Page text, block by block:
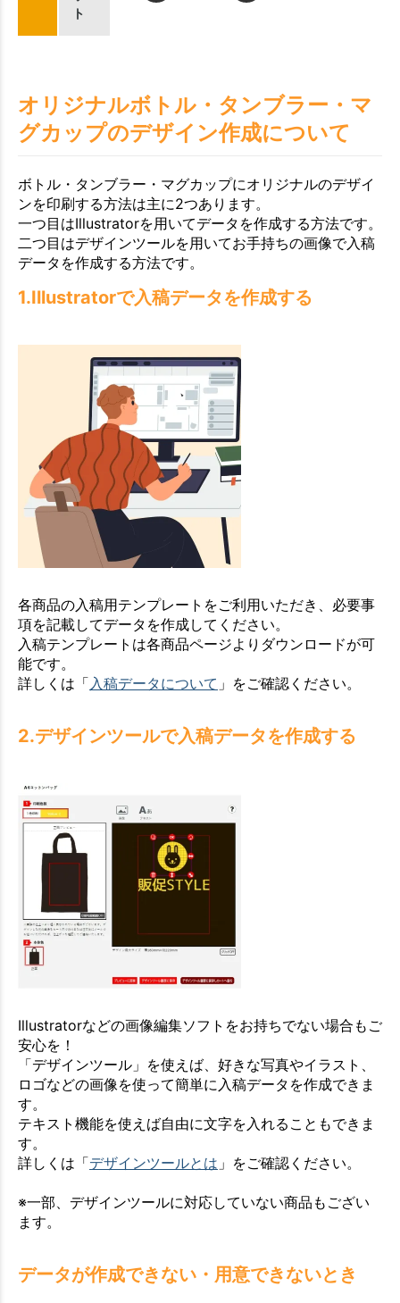
ト
オリジナルボトル・タンブラー・マ
グカップのデザイン作成について
ボトル・タンブラー・マグカップにオリジナルのデザイ
ンを印刷する方法は主に2つあります。
一つ目はIllustratorを用いてデータを作成する方法です。
二つ目はデザインツールを用いてお手持ちの画像で入稿
データを作成する方法です。
1.Illustratorで入稿データを作成する
各商品の入稿用テンプレートをご利用いただき、必要事
項を記載してデータを作成してください。
入稿テンプレートは各商品ページよりダウンロードが可
能です。
詳しくは「入稿データについて 」をご確認ください。
2.デザインツールで入稿データを作成する
Illustratorなどの画像編集ソフトをお持ちでない場合もご
安心を！
「デザインツール」を使えば、好きな写真やイラスト、
ロゴなどの画像を使って簡単に入稿データを作成できま
す。
テキスト機能を使えば自由に文字を入れることもできま
す。
詳しくは「デザインツールとは 」をご確認ください。
※一部、デザインツールに対応していない商品もござい
ます。
データが作成できない・用意できないとき